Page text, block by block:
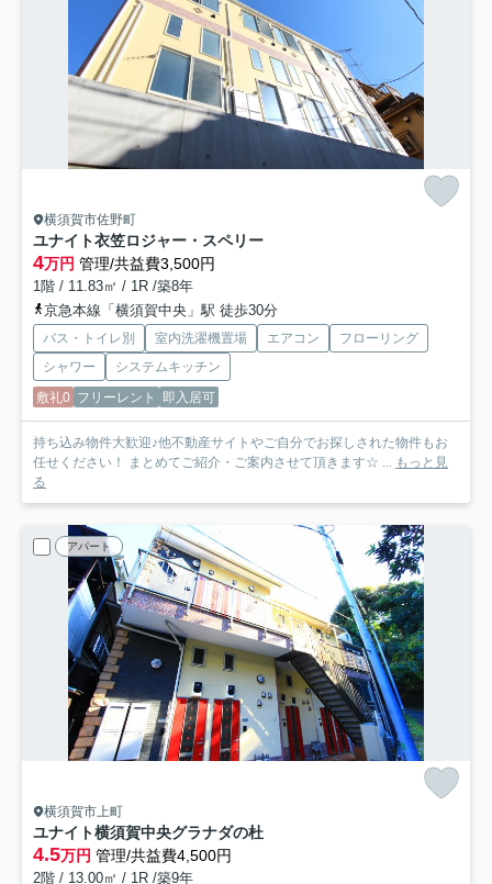
横須賀市佐野町
ユナイト衣笠ロジャー・スペリー
4万円 管理/共益費3,500円
1階 / 11.83㎡ / 1R /築8年
京急本線「横須賀中央」駅 徒歩30分
バス・トイレ別 室内洗濯機置場 エアコン
フローリング
シャワー
システムキッチン
敷礼0 フリーレント 即入居可
持ち込み物件大歓迎♪他不動産サイトやご自分でお探しされた物件もお
任せください！ まとめてご紹介・ご案内させて頂きます☆ ... もっと見
る
アパート
横須賀市上町
ユナイト横須賀中央グラナダの杜
4.5万円 管理/共益費4,500円
2階 / 13.00㎡ / 1R /築9年